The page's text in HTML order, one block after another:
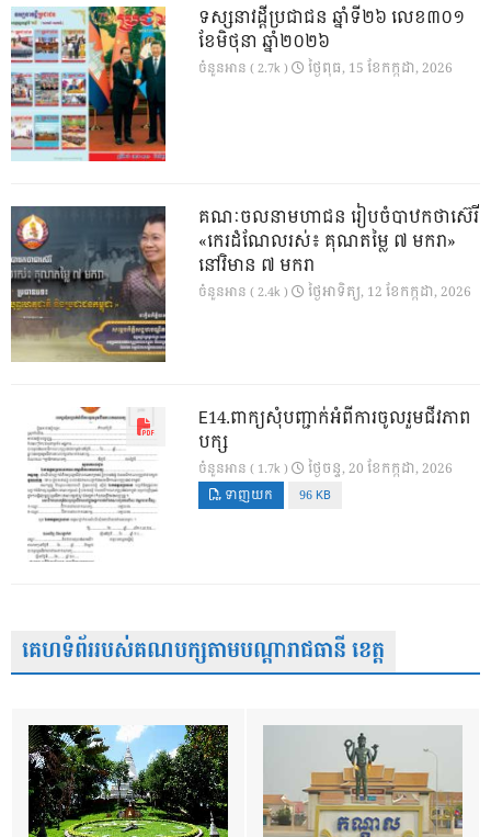
ទស្សនាវដ្ដីប្រជាជន ឆ្នាំទី២៦ លេខ៣០១
ខែមិថុនា ឆ្នាំ២០២៦
ចំនួនអាន ( 2.7k ) ថ្ងៃ​ពុធ, 15 ខែ​កក្កដា, 2026
គណៈចលនាមហាជន រៀបចំបាឋកថាស៊េរី
«កេរដំណែលរស់៖ គុណតម្លៃ ៧ មករា»
នៅវិមាន ៧ មករា
ចំនួនអាន ( 2.4k ) ថ្ងៃ​អាទិត្យ, 12 ខែ​កក្កដា, 2026
E14.ពាក្យសុំបញ្ជាក់អំពីការចូលរួមជីវភាព
បក្ស
ចំនួនអាន ( 1.7k ) ថ្ងៃ​ចន្ទ, 20 ខែ​កក្កដា, 2026
ទាញយក 96 KB
គេហទំព័ររបស់គណបក្សតាមបណ្តារាជធានី ខេត្ត